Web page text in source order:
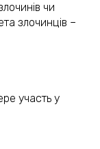
чи
злочинців –
участь у